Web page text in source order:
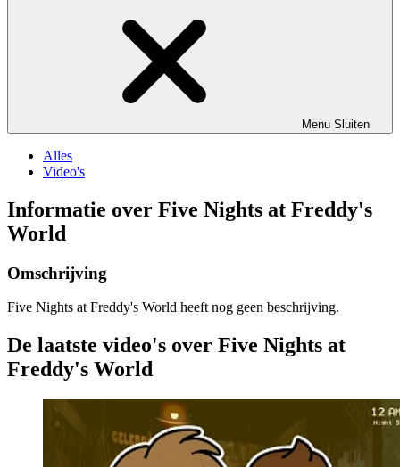
Menu Sluiten
Alles
Video's
Informatie over Five Nights at Freddy's
World
Omschrijving
Five Nights at Freddy's World heeft nog geen beschrijving.
De laatste video's over Five Nights at
Freddy's World